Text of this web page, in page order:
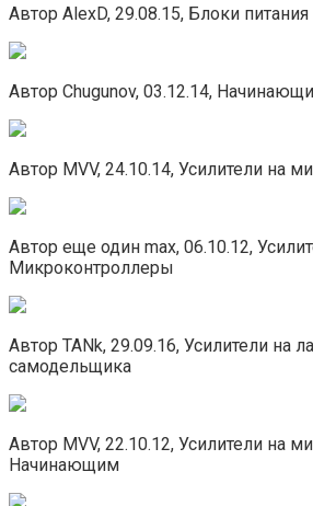
Автор AlexD, 29.08.15, Блоки питания
Автор Chugunov, 03.12.14,
Автор MVV, 24.10.14, Усилители на
Автор еще один max, 06.10.12,
Микроконтроллеры
Автор TANk, 29.09.16, Усилители на
самодельщика
Автор MVV, 22.10.12, Усилители на
Начинающим